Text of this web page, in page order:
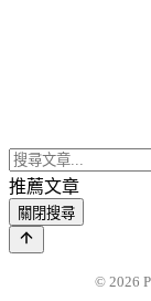
推薦文章
關閉搜尋
© 2026